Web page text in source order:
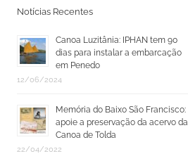
Notícias Recentes
Canoa Luzitânia: IPHAN tem 90
dias para instalar a embarcação
em Penedo
12/06/2024
Memória do Baixo São Francisco:
apoie a preservação da acervo da
Canoa de Tolda
22/04/2022